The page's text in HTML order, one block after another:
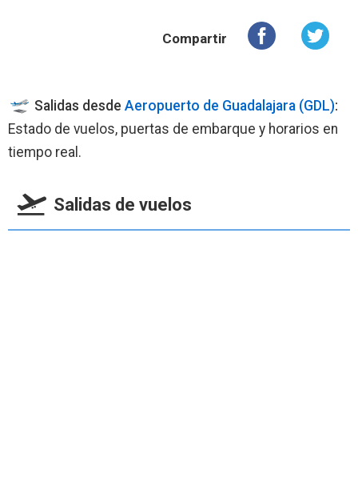
Compartir
Salidas desde Aeropuerto de Guadalajara (GDL):
Estado de vuelos, puertas de embarque y horarios en
tiempo real.
Salidas de vuelos